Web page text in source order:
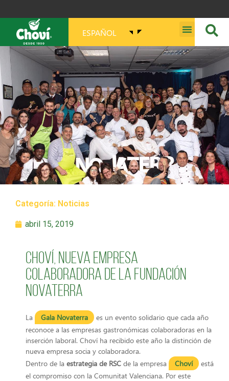
ESPAÑOL
Categoría: Noticias
abril 15, 2019
Choví, nueva empresa
colaboradora de la Fundación
Novaterra
La Gala Novaterra
es un evento solidario que cada año
reconoce a las empresas gastronómicas colaboradoras en la
inserción laboral. Choví ha recibido este año la distinción de
nueva empresa socia y colaboradora.
Dentro de la estrategia de RSC de la empresa Choví
está
el compromiso con la Comunitat Valenciana. Por este